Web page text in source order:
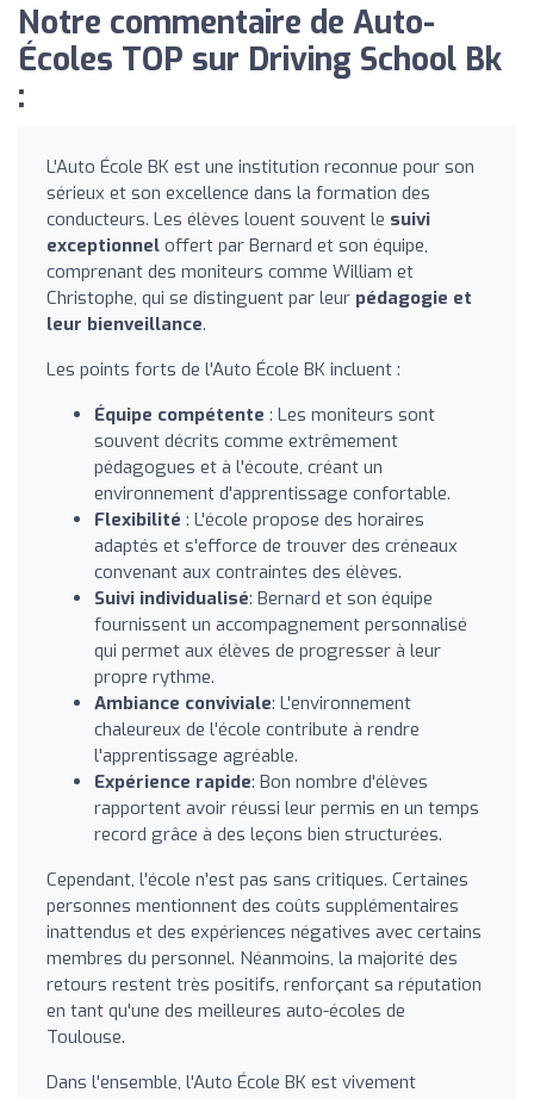
Notre commentaire de Auto-
Écoles TOP sur Driving School Bk
:
L'Auto École BK est une institution reconnue pour son
sérieux et son excellence dans la formation des
conducteurs. Les élèves louent souvent le suivi
exceptionnel offert par Bernard et son équipe,
comprenant des moniteurs comme William et
Christophe, qui se distinguent par leur pédagogie et
leur bienveillance.
Les points forts de l'Auto École BK incluent :
Équipe compétente : Les moniteurs sont
souvent décrits comme extrêmement
pédagogues et à l'écoute, créant un
environnement d'apprentissage confortable.
Flexibilité : L'école propose des horaires
adaptés et s'efforce de trouver des créneaux
convenant aux contraintes des élèves.
Suivi individualisé: Bernard et son équipe
fournissent un accompagnement personnalisé
qui permet aux élèves de progresser à leur
propre rythme.
Ambiance conviviale: L'environnement
chaleureux de l'école contribute à rendre
l'apprentissage agréable.
Expérience rapide: Bon nombre d'élèves
rapportent avoir réussi leur permis en un temps
record grâce à des leçons bien structurées.
Cependant, l'école n'est pas sans critiques. Certaines
personnes mentionnent des coûts supplémentaires
inattendus et des expériences négatives avec certains
membres du personnel. Néanmoins, la majorité des
retours restent très positifs, renforçant sa réputation
en tant qu'une des meilleures auto-écoles de
Toulouse.
Dans l'ensemble, l'Auto École BK est vivement